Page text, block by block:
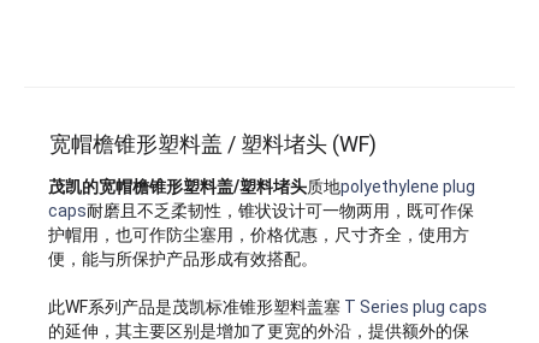
宽帽檐锥形塑料盖 / 塑料堵头 (WF)
茂凯的宽帽檐锥形塑料盖/塑料堵头质地polyethylene plug
caps耐磨且不乏柔韧性，锥状设计可一物两用，既可作保
护帽用，也可作防尘塞用，价格优惠，尺寸齐全，使用方
便，能与所保护产品形成有效搭配。
此WF系列产品是茂凯标准锥形塑料盖塞 T Series plug caps
的延伸，其主要区别是增加了更宽的外沿，提供额外的保